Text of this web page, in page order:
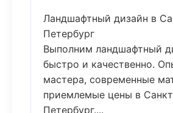
Ландшафтный дизайн в
Петербург
Выполним ландшафтный
быстро и качественно.
мастера, современные
приемлемые цены в
Петербург....